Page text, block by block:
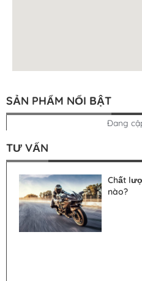
SẢN PHẨM NỔI BẬT
Đang
TƯ VẤN
Chất
nào?